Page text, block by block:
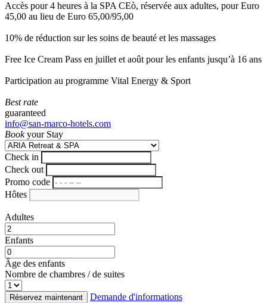
Accès pour 4 heures à la SPA CEò, réservée aux adultes, pour Euro
45,00 au lieu de Euro 65,00/95,00
10% de réduction sur les soins de beauté et les massages
Free Ice Cream Pass en juillet et août pour les enfants jusqu’à 16 ans
Participation au programme Vital Energy & Sport
Best rate
guaranteed
info@san-marco-hotels.com
Bookyour Stay
Check in
Check out
Promo code
Hôtes
Adultes
Enfants
Âge des enfants
Nombre de chambres / de suites
Réservez maintenant
Demande d'informations